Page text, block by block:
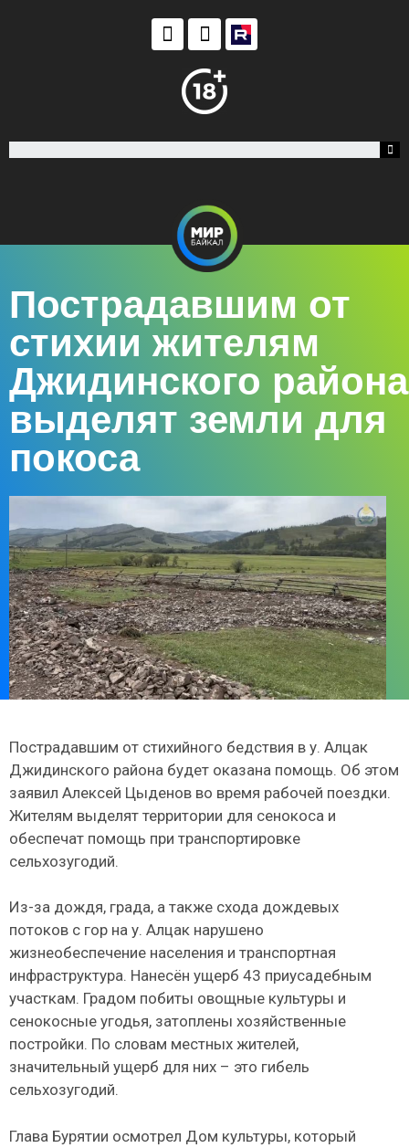
Пострадавшим от
стихии жителям
Джидинского района
выделят земли для
покоса
Пострадавшим от стихийного бедствия в у. Алцак
Джидинского района будет оказана помощь. Об этом
заявил Алексей Цыденов во время рабочей поездки.
Жителям выделят территории для сенокоса и
обеспечат помощь при транспортировке
сельхозугодий.
Из-за дождя, града, а также схода дождевых
потоков с гор на у. Алцак нарушено
жизнеобеспечение населения и транспортная
инфраструктура. Нанесён ущерб 43 приусадебным
участкам. Градом побиты овощные культуры и
сенокосные угодья, затоплены хозяйственные
постройки. По словам местных жителей,
значительный ущерб для них – это гибель
сельхозугодий.
Глава Бурятии осмотрел Дом культуры, который